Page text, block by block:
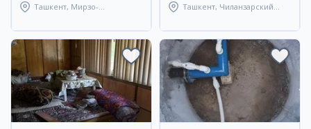
Ташкент, Мирзо-
Ташкент, Чиланзарский